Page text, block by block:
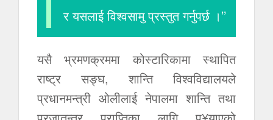
र यसलाई विश्वसामु प्रस्तुत गर्नुपर्छ ।’’
यसै भ्रमणक्रममा कोस्टारिकामा स्थापित
राष्ट्र सङ्घ, शान्ति विश्वविद्यालयले
प्रधानमन्त्री ओलीलाई नेपालमा शान्ति तथा